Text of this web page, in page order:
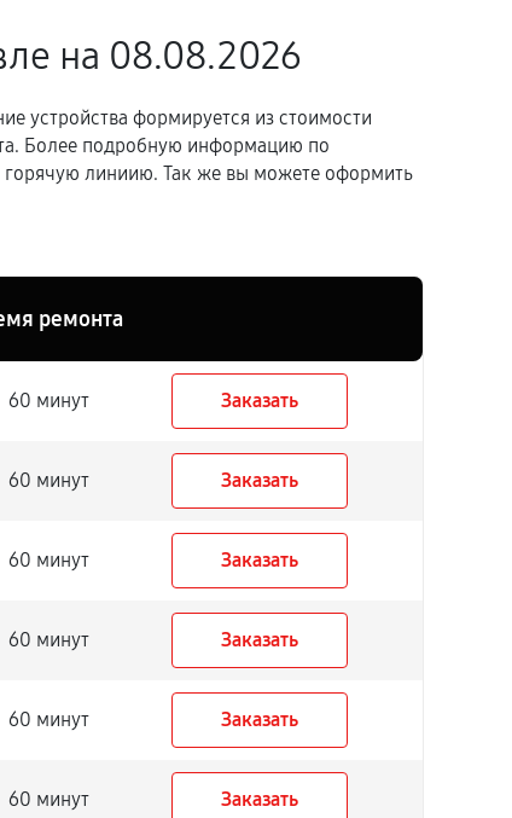
на 08.08.2026
устройства формируется из стоимости
Более подробную информацию по
горячую линиию. Так же вы можете оформить
ремонта
60 минут Заказать
60 минут Заказать
60 минут Заказать
60 минут Заказать
60 минут Заказать
60 минут Заказать